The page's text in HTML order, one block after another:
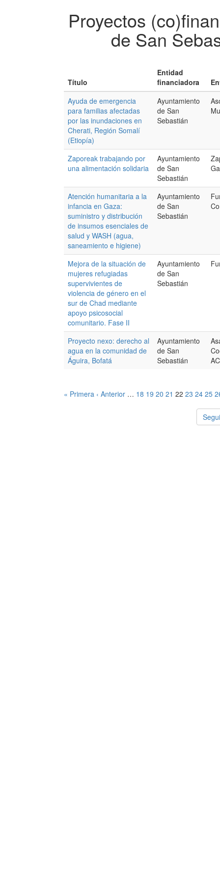
Proyectos
de San
Título
Entidad
financiadora
Ayuda de emergencia
para familias afectadas
por las inundaciones en
Cherati, Región Somalí
(Etiopía)
Ayuntamiento
de San
Sebastián
Zaporeak trabajando por
una alimentación solidaria
Ayuntamiento
de San
Sebastián
Atención humanitaria a la
infancia en Gaza:
suministro y distribución
de insumos esenciales de
salud y WASH (agua,
saneamiento e higiene)
Ayuntamiento
de San
Sebastián
Mejora de la situación de
mujeres refugiadas
supervivientes de
violencia de género en el
sur de Chad mediante
apoyo psicosocial
comunitario. Fase II
Ayuntamiento
de San
Sebastián
Proyecto nexo: derecho al
agua en la comunidad de
Águira, Bofatá
Ayuntamiento
de San
Sebastián
« Primera ‹ Anterior … 18 19 20 21 22 23 24 25